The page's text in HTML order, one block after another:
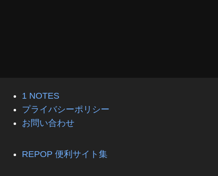
1 NOTES
プライバシーポリシー
お問い合わせ
REPOP 便利サイト集